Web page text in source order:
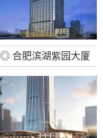
◎ 合肥滨湖紫园大厦